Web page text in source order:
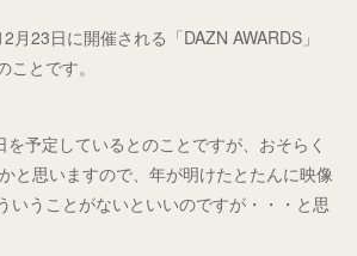
月23日に開催される「DAZN AWARDS」
とです。
を予定しているとのことですが、おそらく
と思いますので、年が明けたとたんに映像
いうことがないといいのですが・・・と思